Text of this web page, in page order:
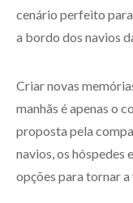
cenário perfeito
a bordo dos navios
Criar novas
manhãs é apenas o
proposta pela
navios, os hóspedes
opções para tornar